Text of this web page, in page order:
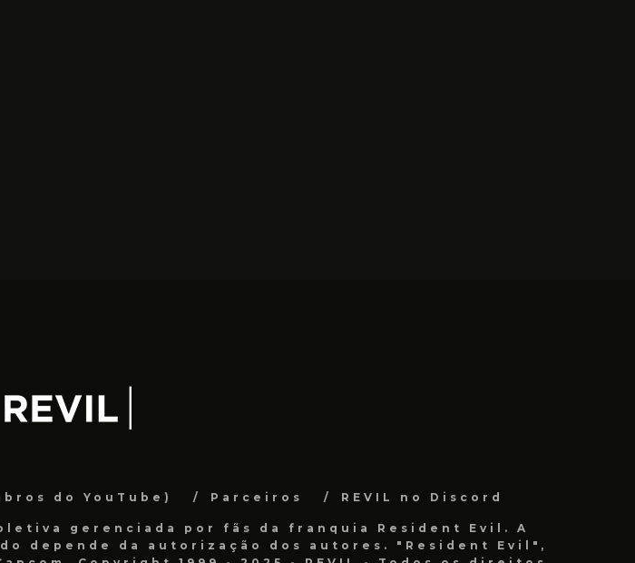
do YouTube) Parceiros REVIL no Discord
gerenciada por fãs da franquia Resident Evil. A
depende da autorização dos autores. "Resident Evil",